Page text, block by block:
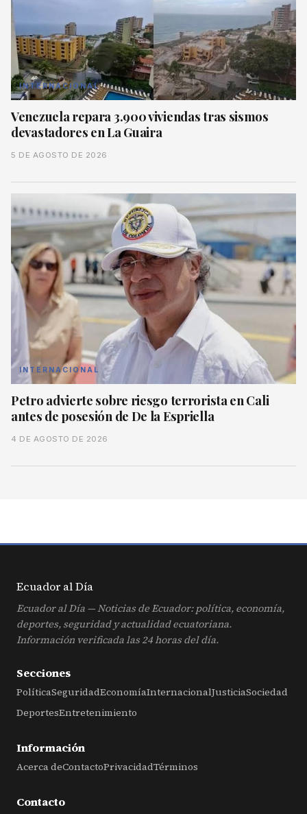
INTERNACIONAL
Venezuela repara 3.900 viviendas tras sismos
devastadores en La Guaira
5 DE AGOSTO DE 2026
INTERNACIONAL
Petro advierte sobre riesgo terrorista en Cali
antes de posesión de De la Espriella
4 DE AGOSTO DE 2026
Ecuador alDía
Ecuador al Día — Noticias de Ecuador: política, economía,
deportes, seguridad y actualidad ecuatoriana.
Información verificada las 24 horas del día.
Secciones
PolíticaSeguridadEconomíaInternacionalJusticiaSociedad
DeportesEntretenimiento
Información
Acerca deContactoPrivacidadTérminos
Contacto